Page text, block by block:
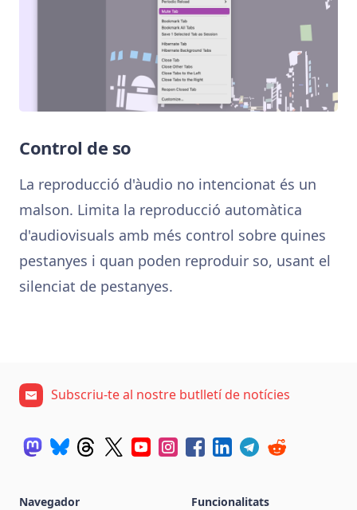
Control de so
La reproducció d'àudio no intencionat és un
malson. Limita la reproducció automàtica
d'audiovisuals amb més control sobre quines
pestanyes i quan poden reproduir so, usant el
silenciat de pestanyes.
Subscriu-te al nostre butlletí de notícies
Navegador
Funcionalitats